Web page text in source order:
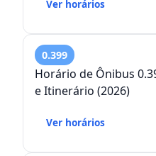
Ver horários
0.399
Horário de Ônibus
e Itinerário (2026)
Ver horários